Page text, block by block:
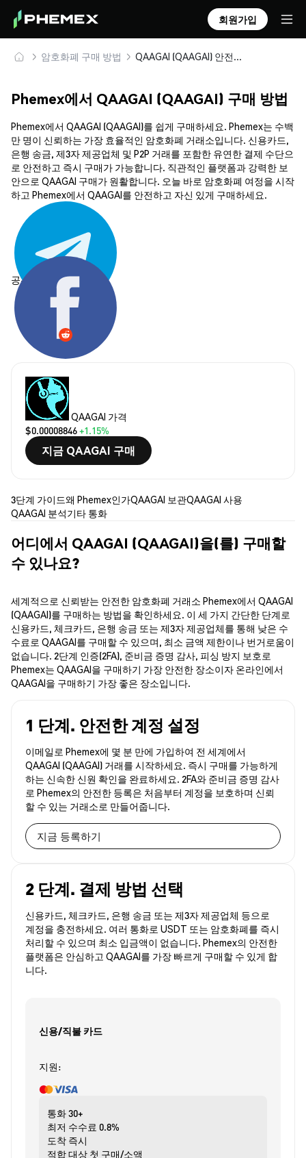
회원가입
암호화폐 구매 방법 QAAGAI (QAAGAI) 안전하게 구매 및 보관
Phemex에서 QAAGAI (QAAGAI) 구매 방법
Phemex에서 QAAGAI (QAAGAI)를 쉽게 구매하세요. Phemex는 수백
만 명이 신뢰하는 가장 효율적인 암호화폐 거래소입니다. 신용카드,
은행 송금, 제3자 제공업체 및 P2P 거래를 포함한 유연한 결제 수단으
로 안전하고 즉시 구매가 가능합니다. 직관적인 플랫폼과 강력한 보
안으로 QAAGAI 구매가 원활합니다. 오늘 바로 암호화폐 여정을 시작
하고 Phemex에서 QAAGAI를 안전하고 자신 있게 구매하세요.
공유하기:
QAAGAI 가격
$0.00008846+1.15%
지금 QAAGAI 구매
3단계 가이드왜 Phemex인가QAAGAI 보관QAAGAI 사용
QAAGAI 분석기타 통화
어디에서 QAAGAI (QAAGAI)을(를) 구매할
수 있나요?
세계적으로 신뢰받는 안전한 암호화폐 거래소 Phemex에서 QAAGAI
(QAAGAI)를 구매하는 방법을 확인하세요. 이 세 가지 간단한 단계로
신용카드, 체크카드, 은행 송금 또는 제3자 제공업체를 통해 낮은 수
수료로 QAAGAI를 구매할 수 있으며, 최소 금액 제한이나 번거로움이
없습니다. 2단계 인증(2FA), 준비금 증명 감사, 피싱 방지 보호로
Phemex는 QAAGAI을 구매하기 가장 안전한 장소이자 온라인에서
QAAGAI을 구매하기 가장 좋은 장소입니다.
1 단계. 안전한 계정 설정
이메일로 Phemex에 몇 분 만에 가입하여 전 세계에서
QAAGAI (QAAGAI) 거래를 시작하세요. 즉시 구매를 가능하게
하는 신속한 신원 확인을 완료하세요. 2FA와 준비금 증명 감사
로 Phemex의 안전한 등록은 처음부터 계정을 보호하며 신뢰
할 수 있는 거래소로 만들어줍니다.
지금 등록하기
2 단계. 결제 방법 선택
신용카드, 체크카드, 은행 송금 또는 제3자 제공업체 등으로
계정을 충전하세요. 여러 통화로 USDT 또는 암호화폐를 즉시
처리할 수 있으며 최소 입금액이 없습니다. Phemex의 안전한
플랫폼은 안심하고 QAAGAI를 가장 빠르게 구매할 수 있게 합
니다.
신용/직불 카드
지원:
통화30+
최저 수수료 0.8%
도착 즉시
적합 대상 첫 구매/소액